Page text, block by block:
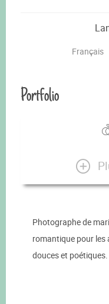
Français
Portfolio
Photographe de
romantique pour les
douces et poétiques.